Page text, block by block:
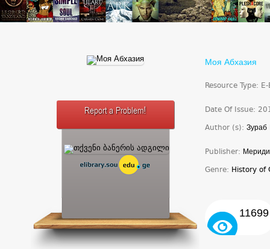
Report a Problem!
Моя Абхазия
Resource Type:
Date Of Issue:
Author (s): Зураб
Publisher:
Genre: History of
11699